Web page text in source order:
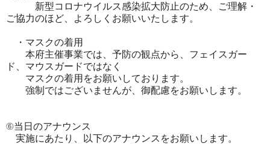
新型コロナウイルス感染拡大防止のため、ご理解・
ご協力のほど、よろしくお願いいたします。
・マスクの着用
本府主催事業では、予防の観点から、フェイスガー
ド、マウスガードではなく
マスクの着用をお願いしております。
強制ではございませんが、御配慮をお願いします。
⑥当日のアナウンス
実施にあたり、以下のアナウンスをお願いします。